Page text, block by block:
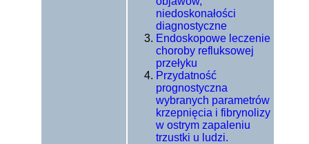
niedoskonałości
diagnostyczne
Endoskopowe leczenie
choroby refluksowej
przełyku
Przydatność
prognostyczna
wybranych parametrów
krzepnięcia i fibrynolizy
w ostrym zapaleniu
trzustki u ludzi.